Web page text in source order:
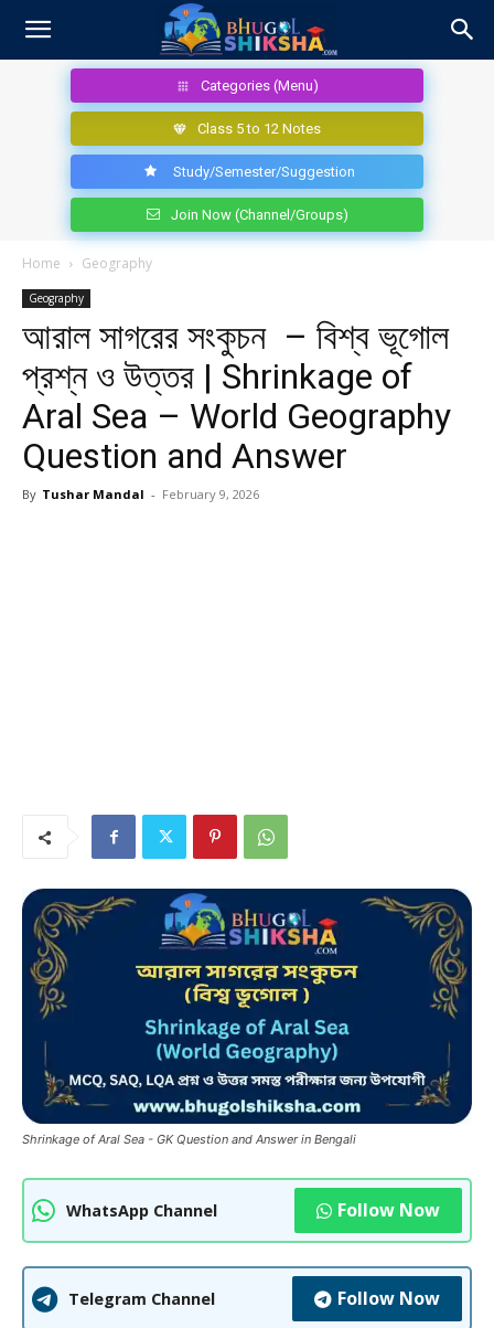
Categories (Menu)
Class 5 to 12 Notes
Study/Semester/Suggestion
Join Now (Channel/Groups)
Home Geography
Geography
আরাল সাগরের সংকুচন – বিশ্ব ভূগোল
প্রশ্ন ও উত্তর | Shrinkage of
Aral Sea – World Geography
Question and Answer
By Tushar Mandal - February 9, 2026
Shrinkage of Aral Sea - GK Question and Answer in Bengali
WhatsApp Channel Follow Now
Telegram Channel Follow Now